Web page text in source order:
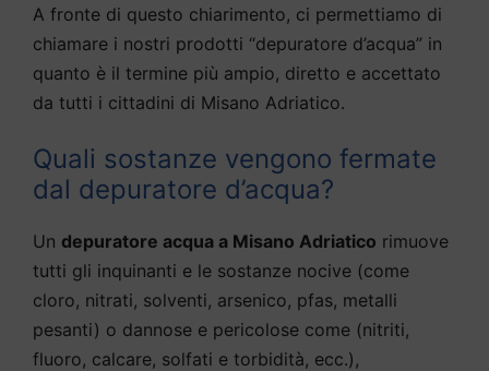
A fronte di questo chiarimento, ci permettiamo di
chiamare i nostri prodotti “depuratore d’acqua” in
quanto è il termine più ampio, diretto e accettato
da tutti i cittadini di Misano Adriatico.
Quali sostanze vengono fermate
dal depuratore d’acqua?
Un depuratore acqua a Misano Adriatico rimuove
tutti gli inquinanti e le sostanze nocive (come
cloro, nitrati, solventi, arsenico, pfas, metalli
pesanti) o dannose e pericolose come (nitriti,
fluoro, calcare, solfati e torbidità, ecc.),